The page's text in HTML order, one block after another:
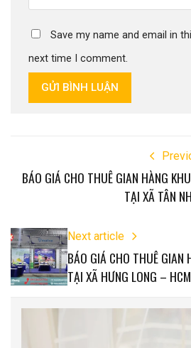
Save my name and email in
next time I comment.
GỬI BÌNH LUẬN
BÁO GIÁ CHO THUÊ GIAN HÀNG
TẠI XÃ TÂN
Next article
BÁO GIÁ CHO THUÊ GIAN
TẠI XÃ HƯNG LONG – HCM